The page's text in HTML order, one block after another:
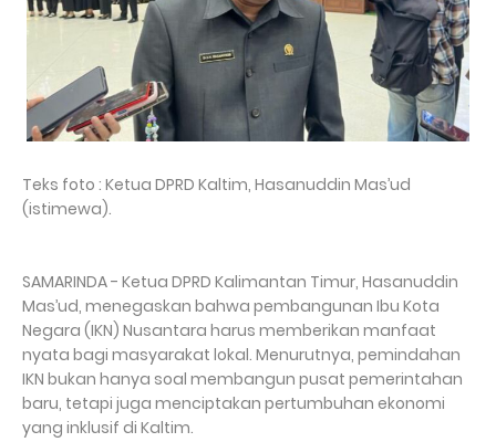
Teks foto : Ketua DPRD Kaltim, Hasanuddin Mas’ud
(istimewa).
SAMARINDA - Ketua DPRD Kalimantan Timur, Hasanuddin
Mas’ud, menegaskan bahwa pembangunan Ibu Kota
Negara (IKN) Nusantara harus memberikan manfaat
nyata bagi masyarakat lokal. Menurutnya, pemindahan
IKN bukan hanya soal membangun pusat pemerintahan
baru, tetapi juga menciptakan pertumbuhan ekonomi
yang inklusif di Kaltim.